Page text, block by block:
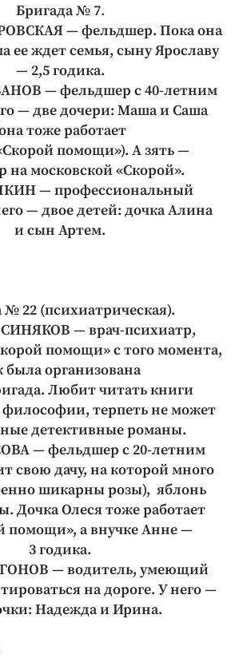
Бригада № 7.
— фельдшер. Пока она
ее ждет семья, сыну Ярославу
— 2,5 годика.
— фельдшер с 40‑летним
— две дочери: Маша и Саша
тоже работает
помощи»). А зять —
на московской «Скорой».
— профессиональный
— двое детей: дочка Алина
и сын Артем.
№ 22 (психиатрическая).
— врач-психиатр,
помощи» с того момента,
была организована
Любит читать книги
терпеть не может
детективные романы.
— фельдшер с 20-летним
свою дачу, на которой много
шикарны розы), яблонь
Дочка Олеся тоже работает
помощи», а внучке Анне —
3 годика.
— водитель, умеющий
на дороге. У него —
Надежда и Ирина.